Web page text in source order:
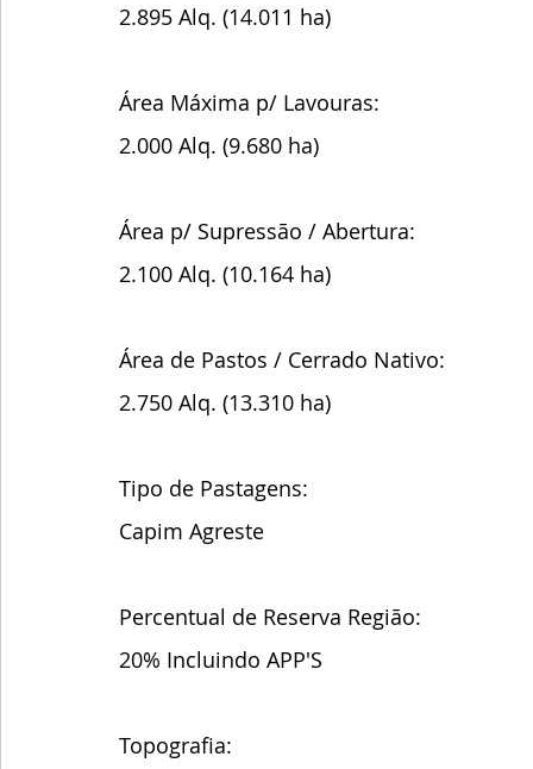
2.895 Alq. (14.011 ha)
Área Máxima p/ Lavouras:
2.000 Alq. (9.680 ha)
Área p/ Supressão / Abertura:
2.100 Alq. (10.164 ha)
Área de Pastos / Cerrado Nativo:
2.750 Alq. (13.310 ha)
Tipo de Pastagens:
Capim Agreste
Percentual de Reserva Região:
20% Incluindo APP'S
Topografia: